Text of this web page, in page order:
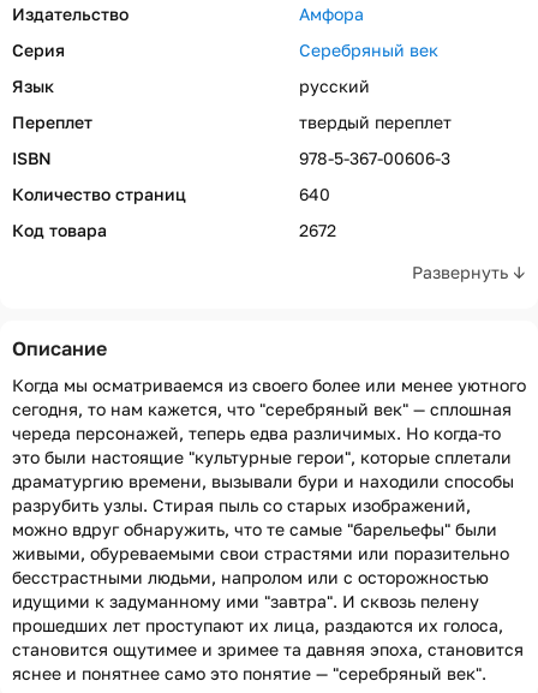
Развернуть ↓
Издательство
Амфора
Серия
Серебряный век
Язык
русский
Переплет
твердый переплет
ISBN
978-5-367-00606-3
Количество страниц
640
Код товара
2672
Описание
Когда мы осматриваемся из своего более или менее уютного
сегодня, то нам кажется, что "серебряный век" — сплошная
череда персонажей, теперь едва различимых. Но когда-то
это были настоящие "культурные герои", которые сплетали
драматургию времени, вызывали бури и находили способы
разрубить узлы. Стирая пыль со старых изображений,
можно вдруг обнаружить, что те самые "барельефы" были
живыми, обуреваемыми свои страстями или поразительно
бесстрастными людьми, напролом или с осторожностью
идущими к задуманному ими "завтра". И сквозь пелену
прошедших лет проступают их лица, раздаются их голоса,
становится ощутимее и зримее та давняя эпоха, становится
яснее и понятнее само это понятие — "серебряный век".